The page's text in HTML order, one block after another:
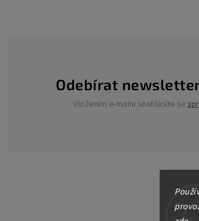
Odebírat
Vložením e-mailu souhlasíte se